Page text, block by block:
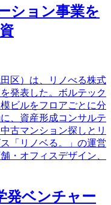
ション事業を
区）は、リノべる株式
発表した。ボルテック
ビルをフロアごとに分
、資産形成コンサルテ
古マンション探しとリ
「リノベる。」の運営
・オフィスデザイン、
発ベンチャー